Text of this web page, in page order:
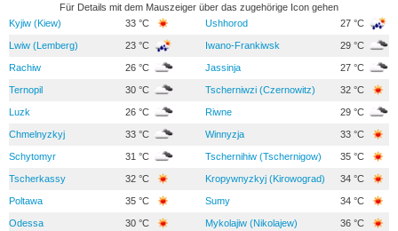
Für Details mit dem Mauszeiger über das zugehörige Icon gehen
Kyjiw (Kiew)
33 °C Ushhorod 27 °C
Lwiw (Lemberg) 23 °C Iwano-Frankiwsk 29 °C
Rachiw 26 °C Jassinja 27 °C
Ternopil 30 °C Tscherniwzi (Czernowitz) 32 °C
Luzk 26 °C Riwne 29 °C
Chmelnyzkyj 33 °C Winnyzja 33 °C
Schytomyr 31 °C Tschernihiw (Tschernigow) 35 °C
Tscherkassy 32 °C Kropywnyzkyj (Kirowograd) 34 °C
Poltawa 35 °C Sumy 34 °C
Odessa 30 °C Mykolajiw (Nikolajew) 36 °C